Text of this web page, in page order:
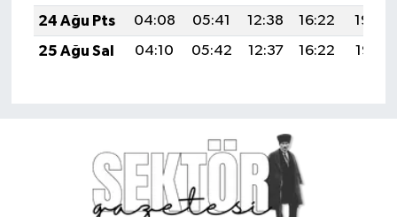
24 Ağu Pts
04:08 05:41 12:38 16:22
19:24
25 Ağu Sal
04:10 05:42 12:37 16:22 19:22